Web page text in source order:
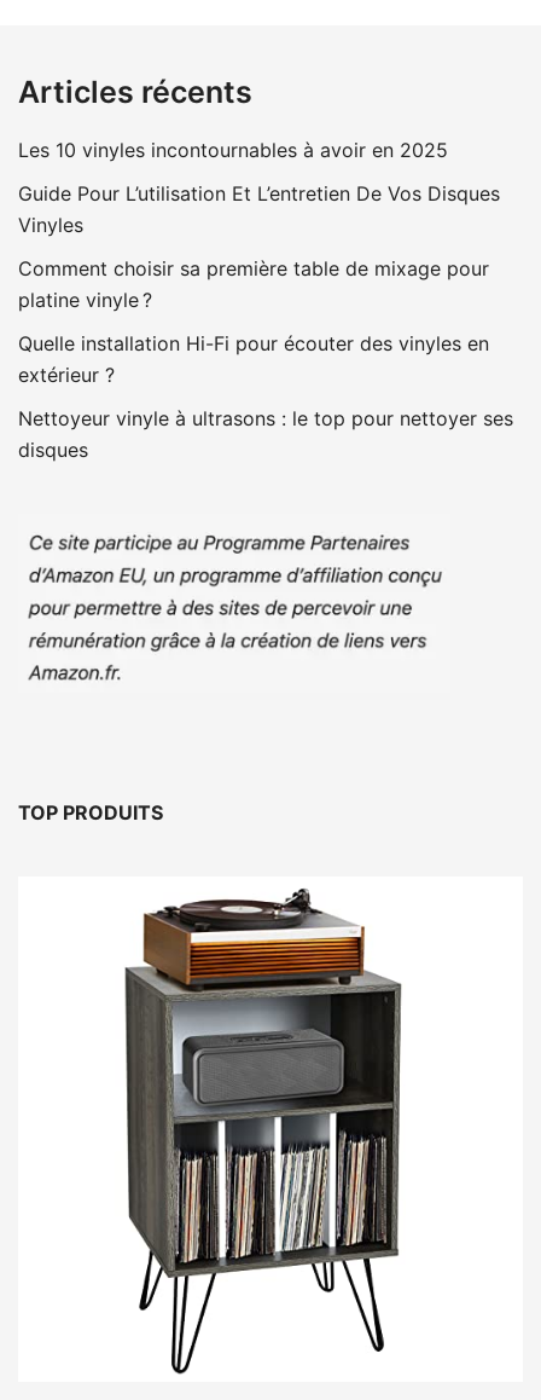
Articles récents
Les 10 vinyles incontournables à avoir en 2025
Guide Pour L’utilisation Et L’entretien De Vos Disques
Vinyles
Comment choisir sa première table de mixage pour
platine vinyle ?
Quelle installation Hi-Fi pour écouter des vinyles en
extérieur ?
Nettoyeur vinyle à ultrasons : le top pour nettoyer ses
disques
TOP PRODUITS